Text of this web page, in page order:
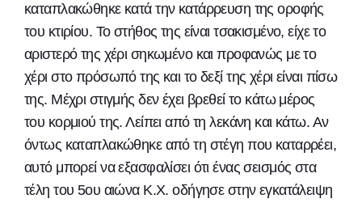
καταπλακώθηκε κατά την κατάρρευση της οροφής
του κτιρίου. Το στήθος της είναι τσακισμένο, είχε το
αριστερό της χέρι σηκωμένο και προφανώς με το
χέρι στο πρόσωπό της και το δεξί της χέρι είναι πίσω
της. Μέχρι στιγμής δεν έχει βρεθεί το κάτω μέρος
του κορμιού της. Λείπει από τη λεκάνη και κάτω. Αν
όντως καταπλακώθηκε από τη στέγη που καταρρέει,
αυτό μπορεί να εξασφαλίσει ότι ένας σεισμός στα
τέλη του 5ου αιώνα Κ.Χ. οδήγησε στην εγκατάλειψη